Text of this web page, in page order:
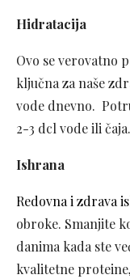
Hidratacija
Ovo se verovatno
ključna za naše
vode dnevno.
2-3 dcl vode ili čaja.
Ishrana
Redovna i zdrava
obroke. Smanjite
danima kada ste
kvalitetne